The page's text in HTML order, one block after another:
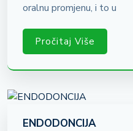
oralnu promjenu, i to u
Pročitaj Više
ENDODONCIJA